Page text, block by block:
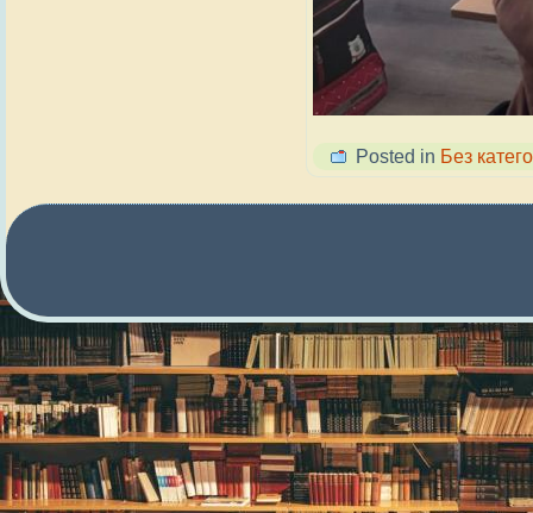
Posted in Без